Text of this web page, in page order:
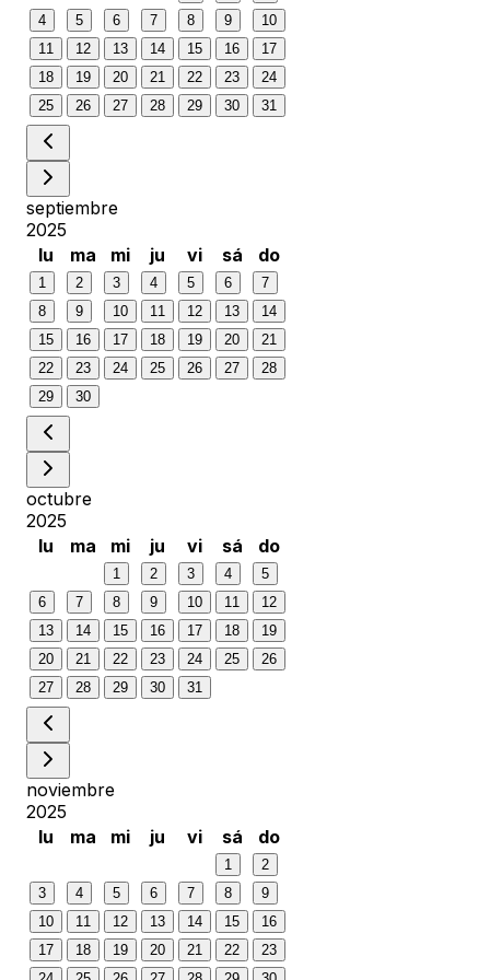
4 5 6 7 8 9
10
11
12 13 14 15 16
17
18
19 20 21 22 23
24
25
26 27 28 29 30 31
septiembre
2025
lu
ma mi ju vi sá do
1 2 3 4 5 6
7
8
9 10 11 12 13
14
15
16 17 18 19 20
21
22
23 24 25 26 27
28
29
30
octubre
2025
lu
ma mi ju vi sá do
1 2 3 4
5
6
7 8 9 10 11
12
13
14 15 16 17 18
19
20
21 22 23 24 25
26
27
28 29 30 31
noviembre
2025
lu
ma mi ju vi sá do
1
2
3
4 5 6 7 8
9
10
11 12 13 14 15
16
17
18 19 20 21 22
23